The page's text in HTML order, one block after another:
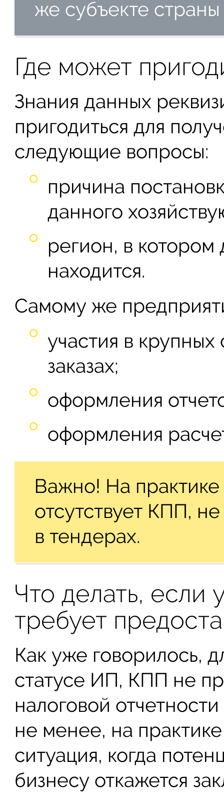
же субъекте
Где может
Знания данных
пригодиться для
следующие вопросы:
причина
данного
регион, в
находится.
Самому же
участия в
заказах;
оформления
оформления
Важно! На практике
отсутствует КПП,
в тендерах.
Что делать, если
требует
Как уже говорилось,
статусе ИП, КПП не
налоговой
не менее, на
ситуация, когда
бизнесу откажется